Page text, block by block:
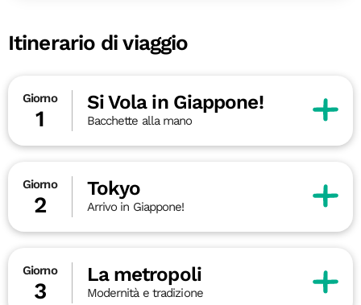
Itinerario di viaggio
Giorno
1
Si Vola in Giappone!
Bacchette alla mano
Giorno
2
Tokyo
Arrivo in Giappone!
Giorno
3
La metropoli
Modernità e tradizione